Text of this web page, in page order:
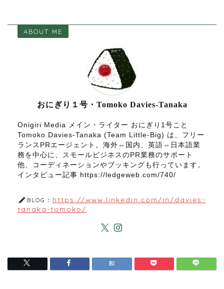
ABOUT ME
おにぎり１号・Tomoko Davies-Tanaka
Onigiri Media メイン・ライター おにぎり1号こと
Tomoko Davies-Tanaka (Team Little-Big) は、フリー
ランスPRエージェント。海外⇔国内、英語⇔日本語業
務を中心に、スモールビジネスのPR業務のサポート
他、コーディネーションやブッキングも行っています。
インタビュー記事 https://ledgeweb.com/740/
BLOG： https://www.linkedin.com/in/davies-
tanaka-tomoko/